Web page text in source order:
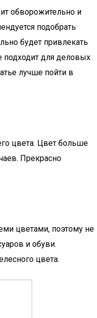
обворожительно и
подобрать
будет привлекать
для деловых
лучше пойти в
цвета. Цвет больше
Прекрасно
цветами, поэтому не
и обуви.
цвета.